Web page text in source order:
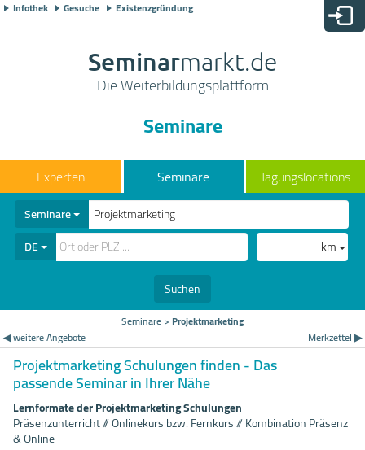
Infothek Gesuche Existenzgründung
Seminarmarkt.de
Die Weiterbildungsplattform
Seminare
Seminare Tagungslocations
Seminare
DE
km
Suchen
Seminare> Projektmarketing
◀ weitere Angebote
Merkzettel ▶
Projektmarketing Schulungen finden - Das
passende Seminar in Ihrer Nähe
Lernformate der Projektmarketing Schulungen
Präsenzunterricht // Onlinekurs bzw. Fernkurs // Kombination Präsenz
& Online